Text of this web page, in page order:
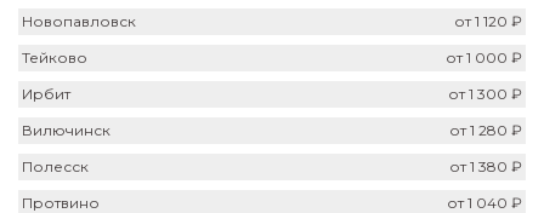
Новопавловск
от 1 120 ₽
Тейково
от 1 000 ₽
Ирбит
от 1 300 ₽
Вилючинск
от 1 280 ₽
Полесск
от 1 380 ₽
Протвино
от 1 040 ₽